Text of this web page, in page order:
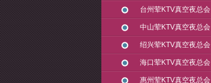
台州荤KTV真空夜总会
中山荤KTV真空夜总会
绍兴荤KTV真空夜总会
海口荤KTV真空夜总会
惠州荤KTV真空夜总会